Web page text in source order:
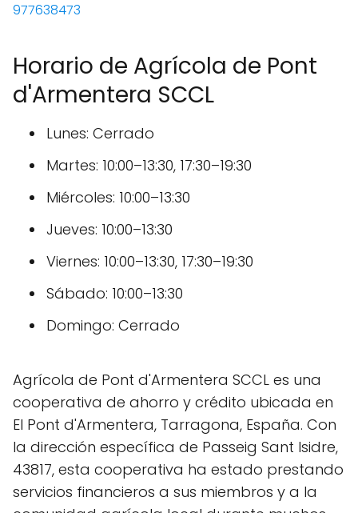
977638473
Horario de Agrícola de Pont
d'Armentera SCCL
Lunes: Cerrado
Martes: 10:00–13:30, 17:30–19:30
Miércoles: 10:00–13:30
Jueves: 10:00–13:30
Viernes: 10:00–13:30, 17:30–19:30
Sábado: 10:00–13:30
Domingo: Cerrado
Agrícola de Pont d'Armentera SCCL es una
cooperativa de ahorro y crédito ubicada en
El Pont d'Armentera, Tarragona, España. Con
la dirección específica de Passeig Sant Isidre,
43817, esta cooperativa ha estado prestando
servicios financieros a sus miembros y a la